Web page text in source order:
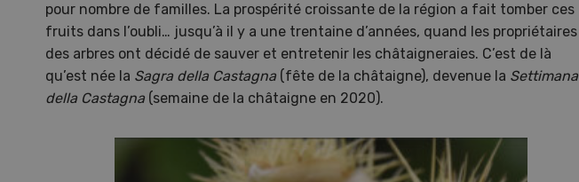
pour nombre de familles. La prospérité croissante de la région a fait tomber ces
fruits dans l’oubli… jusqu’à il y a une trentaine d’années, quand les propriétaires
des arbres ont décidé de sauver et entretenir les châtaigneraies. C’est de là
qu’est née la Sagra della Castagna (fête de la châtaigne), devenue la Settimana
della Castagna (semaine de la châtaigne en 2020).